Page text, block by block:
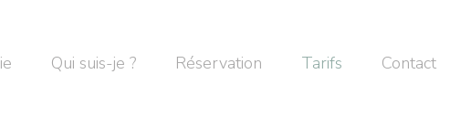
Qui suis-je ? Réservation Tarifs Contact